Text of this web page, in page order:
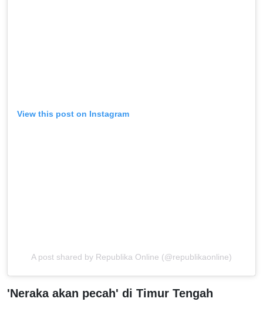
View this post on Instagram
A post shared by Republika Online (@republikaonline)
'Neraka akan pecah' di Timur Tengah